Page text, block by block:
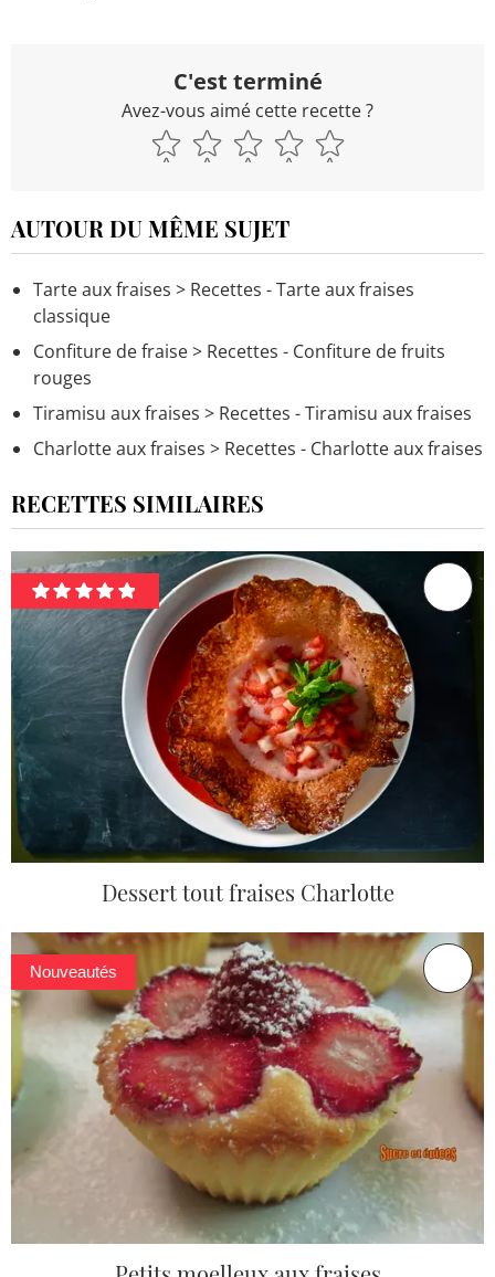
C'est terminé
Avez-vous aimé cette recette ?
AUTOUR DU MÊME SUJET
Tarte aux fraises > Recettes - Tarte aux fraises
classique
Confiture de fraise> Recettes - Confiture de fruits
rouges
Tiramisu aux fraises > Recettes - Tiramisu aux fraises
Charlotte aux fraises > Recettes - Charlotte aux fraises
RECETTES SIMILAIRES
Dessert tout fraises Charlotte
Nouveautés